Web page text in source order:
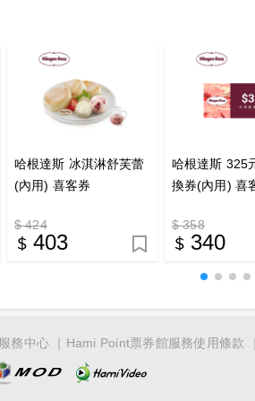
哈根達斯 冰淇淋舒芙蕾
(內用) 喜客券
$ 424
403
哈根達斯 325
換券(內用) 喜
$ 358
340
務中心 Hami Point票券館服務使用條款